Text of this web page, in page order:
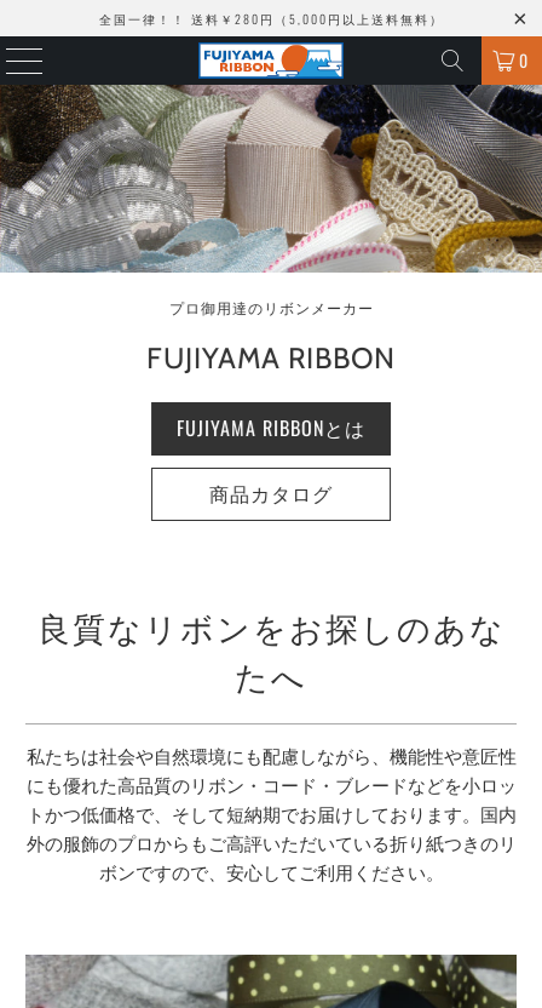
全国一律！！ 送料￥280円（5,000円以上送料無料）
0
プロ御用達のリボンメーカー
FUJIYAMA RIBBON
FUJIYAMA RIBBONとは
商品カタログ
良質なリボンをお探しのあな
たへ
私たちは社会や自然環境にも配慮しながら、機能性や意匠性
にも優れた高品質のリボン・コード・ブレードなどを小ロッ
トかつ低価格で、そして短納期でお届けしております。国内
外の服飾のプロからもご高評いただいている折り紙つきのリ
ボンですので、安心してご利用ください。